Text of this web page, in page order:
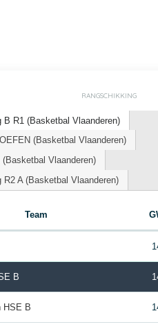
RANGSCHIKKING
B R1 (Basketbal Vlaanderen)
(Basketbal Vlaanderen)
Vlaanderen)
R2 A (Basketbal Vlaanderen)
Team
B
HSE B